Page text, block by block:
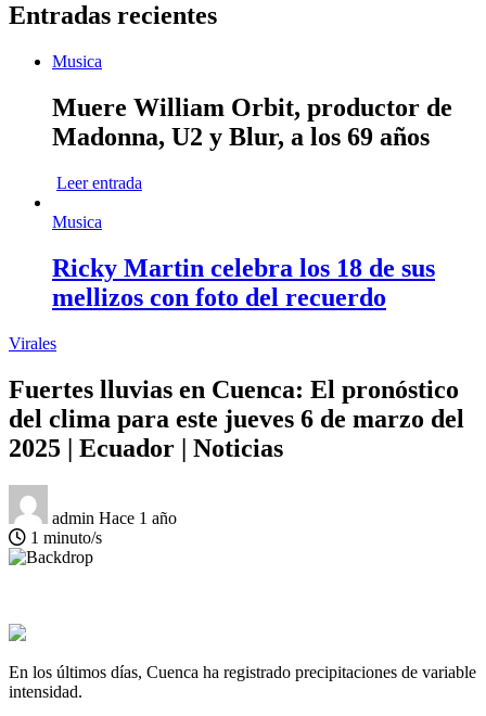
Entradas recientes
Musica
Muere William Orbit, productor de
Madonna, U2 y Blur, a los 69 años
Leer entrada
Musica
Ricky Martin celebra los 18 de sus
mellizos con foto del recuerdo
Virales
Fuertes lluvias en Cuenca: El pronóstico
del clima para este jueves 6 de marzo del
2025 | Ecuador | Noticias
admin Hace 1 año
1 minuto/s
En los últimos días, Cuenca ha registrado precipitaciones de variable
intensidad.